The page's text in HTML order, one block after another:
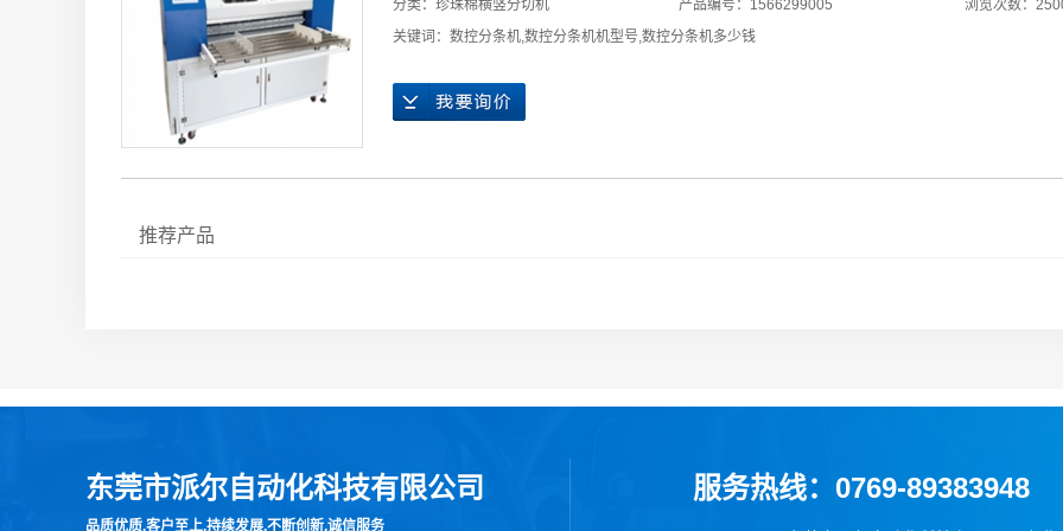
分类： 珍珠棉横竖分切机 产品编号：1566299005
浏览次数：
关键词： 数控分条机,数控分条机机型号,数控分条机多少钱
推荐产品
东莞市派尔自动化科技有限公司
品质优质,客户至上,持续发展,不断创新,诚信服务
服务热线：0769-89383948